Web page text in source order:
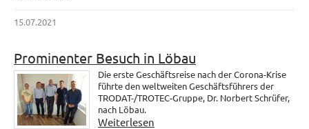
15.07.2021
Prominenter Besuch in Löbau
Die erste Geschäftsreise nach der Corona-Krise
führte den weltweiten Geschäftsführers der
TRODAT-/TROTEC-Gruppe, Dr. Norbert Schrüfer,
nach Löbau.
Weiterlesen